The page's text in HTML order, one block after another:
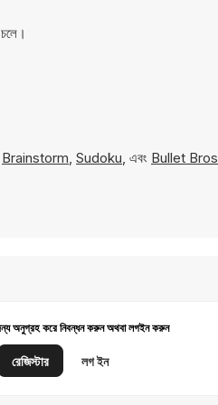
Brainstorm, Sudoku, এবং Bullet Bros
অনুগ্রহ করে নিবন্ধন করুন অথবা লগইন করুন
রেজিস্টার লগ ইন